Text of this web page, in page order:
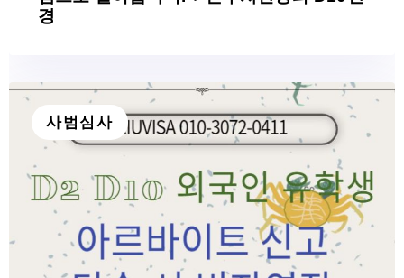
경
사범심사